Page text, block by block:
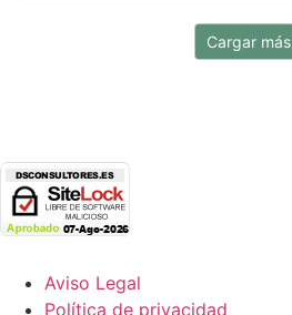
Cargar más
Aviso Legal
Política de privacidad